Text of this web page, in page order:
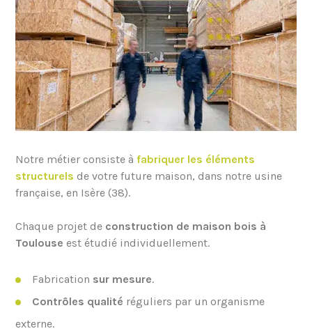
Notre métier consiste àfabriquer les éléments
structurels de votre future maison, dans notre usine
française, en Isère (38).
Chaque projet de construction de maison bois à
Toulouse est étudié individuellement.
Fabrication sur mesure.
Contrôles qualité réguliers par un organisme
externe.